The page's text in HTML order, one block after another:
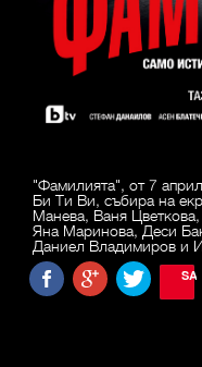
"Фамилията", от 7
Би Ти Ви, събира на
Манева, Ваня
Яна Маринова, Деси
Даниел Владимиров и